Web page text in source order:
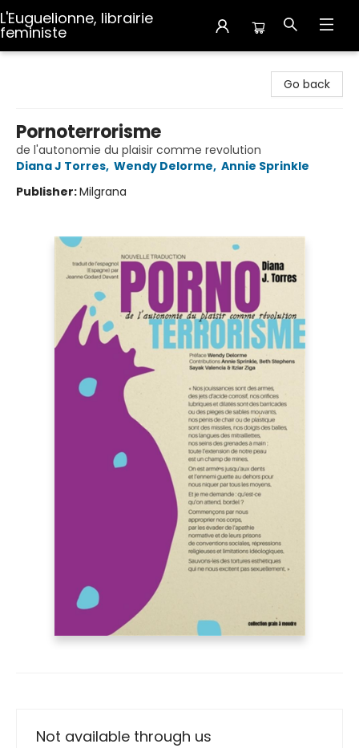
L'Euguelionne, librairie
feministe
Go back
Pornoterrorisme
de l'autonomie du plaisir comme revolution
Diana J Torres, Wendy Delorme, Annie Sprinkle
Publisher:Milgrana
Not available through us